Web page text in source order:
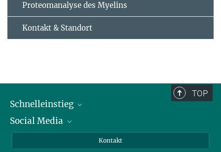
Proteomanalyse des Myelins
Kontakt & Standort
TOP
Schnelleinstieg
Alumni
Social Media
Kontakt